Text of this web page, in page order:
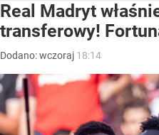
Real Madryt
transferowy!
Dodano:wczoraj 18:14